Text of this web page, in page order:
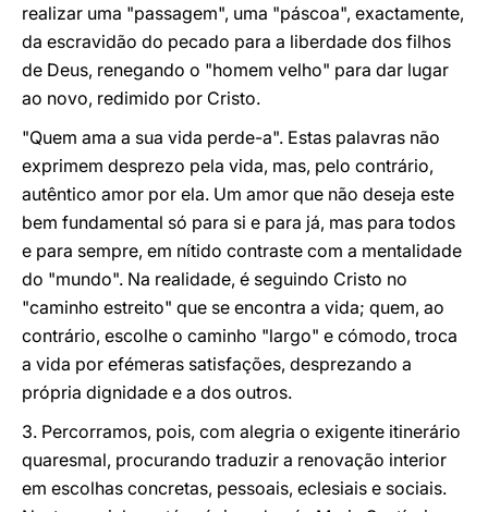
realizar uma "passagem", uma "páscoa", exactamente,
da escravidão do pecado para a liberdade dos filhos
de Deus, renegando o "homem velho" para dar lugar
ao novo, redimido por Cristo.
"Quem ama a sua vida perde-a". Estas palavras não
exprimem desprezo pela vida, mas, pelo contrário,
autêntico amor por ela. Um amor que não deseja este
bem fundamental só para si e para já, mas para todos
e para sempre, em nítido contraste com a mentalidade
do "mundo". Na realidade, é seguindo Cristo no
"caminho estreito" que se encontra a vida; quem, ao
contrário, escolhe o caminho "largo" e cómodo, troca
a vida por efémeras satisfações, desprezando a
própria dignidade e a dos outros.
3. Percorramos, pois, com alegria o exigente itinerário
quaresmal, procurando traduzir a renovação interior
em escolhas concretas, pessoais, eclesiais e sociais.